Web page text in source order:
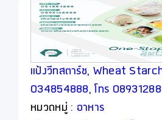
แป้งวีทสตาร์ช, Wheat
034854888, โทร
thaipoly8888
หมวดหมู่ : อาหาร